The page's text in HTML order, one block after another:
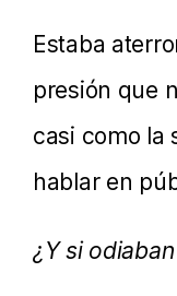
Estaba
presión que
casi como la
hablar en
¿Y si